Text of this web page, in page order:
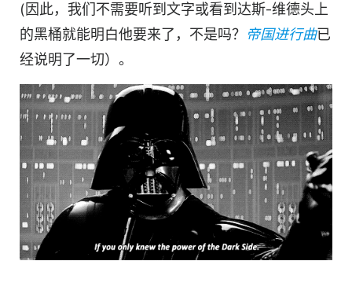
(因此，我们不需要听到文字或看到达斯-维德头上
的黑桶就能明白他要来了，不是吗？ 帝国进行曲已
经说明了一切）。